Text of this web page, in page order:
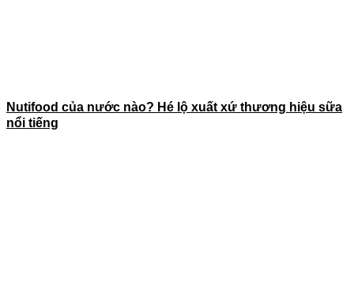
Nutifood của nước nào? Hé lộ xuất xứ thương hiệu sữa
nổi tiếng